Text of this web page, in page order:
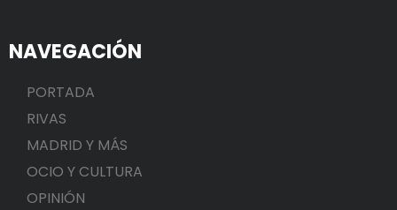
NAVEGACIÓN
PORTADA
RIVAS
MADRID Y MÁS
OCIO Y CULTURA
OPINIÓN